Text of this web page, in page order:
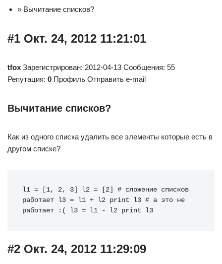
» Вычитание списков?
#1 Окт. 24, 2012 11:21:01
tfox Зарегистрирован: 2012-04-13 Сообщения: 55
Репутация: 0 Профиль Отправить e-mail
Вычитание списков?
Как из одного списка удалить все элементы которые есть в
другом списке?
l1 = [1, 2, 3] l2 = [2]
# сложение списков
работает l3 = l1 + l2 print l3 # а это не
работает :(
l3 = l1 - l2 print l3
#2 Окт. 24, 2012 11:29:09